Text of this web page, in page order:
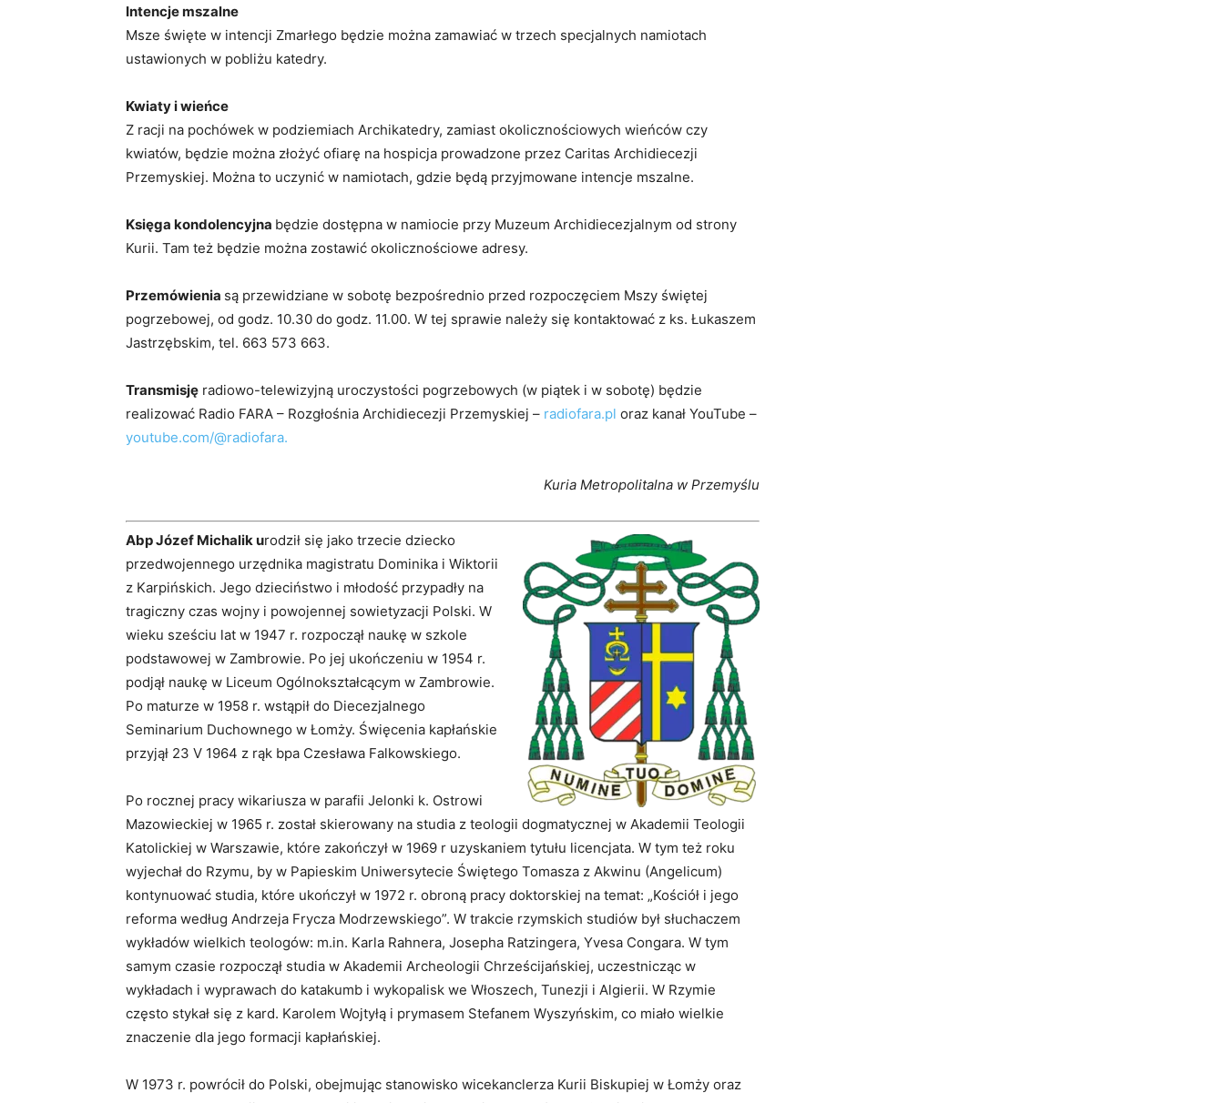
Intencje mszalne
Msze święte w intencji Zmarłego będzie można zamawiać w trzech specjalnych namiotach
ustawionych w pobliżu katedry.
Kwiaty i wieńce
Z racji na pochówek w podziemiach Archikatedry, zamiast okolicznościowych wieńców czy
kwiatów, będzie można złożyć ofiarę na hospicja prowadzone przez Caritas Archidiecezji
Przemyskiej. Można to uczynić w namiotach, gdzie będą przyjmowane intencje mszalne.
Księga kondolencyjna będzie dostępna w namiocie przy Muzeum Archidiecezjalnym od strony
Kurii. Tam też będzie można zostawić okolicznościowe adresy.
Przemówienia są przewidziane w sobotę bezpośrednio przed rozpoczęciem Mszy świętej
pogrzebowej, od godz. 10.30 do godz. 11.00. W tej sprawie należy się kontaktować z ks. Łukaszem
Jastrzębskim, tel. 663 573 663.
Transmisję radiowo-telewizyjną uroczystości pogrzebowych (w piątek i w sobotę) będzie
realizować Radio FARA – Rozgłośnia Archidiecezji Przemyskiej – radiofara.pl oraz kanał YouTube –
youtube.com/@radiofara.
Kuria Metropolitalna w Przemyślu
Abp Józef Michalik urodził się jako trzecie dziecko
przedwojennego urzędnika magistratu Dominika i Wiktorii
z Karpińskich. Jego dzieciństwo i młodość przypadły na
tragiczny czas wojny i powojennej sowietyzacji Polski. W
wieku sześciu lat w 1947 r. rozpoczął naukę w szkole
podstawowej w Zambrowie. Po jej ukończeniu w 1954 r.
podjął naukę w Liceum Ogólnokształcącym w Zambrowie.
Po maturze w 1958 r. wstąpił do Diecezjalnego
Seminarium Duchownego w Łomży. Święcenia kapłańskie
przyjął 23 V 1964 z rąk bpa Czesława Falkowskiego.
Po rocznej pracy wikariusza w parafii Jelonki k. Ostrowi
Mazowieckiej w 1965 r. został skierowany na studia z teologii dogmatycznej w Akademii Teologii
Katolickiej w Warszawie, które zakończył w 1969 r uzyskaniem tytułu licencjata. W tym też roku
wyjechał do Rzymu, by w Papieskim Uniwersytecie Świętego Tomasza z Akwinu (Angelicum)
kontynuować studia, które ukończył w 1972 r. obroną pracy doktorskiej na temat: „Kościół i jego
reforma według Andrzeja Frycza Modrzewskiego”. W trakcie rzymskich studiów był słuchaczem
wykładów wielkich teologów: m.in. Karla Rahnera, Josepha Ratzingera, Yvesa Congara. W tym
samym czasie rozpoczął studia w Akademii Archeologii Chrześcijańskiej, uczestnicząc w
wykładach i wyprawach do katakumb i wykopalisk we Włoszech, Tunezji i Algierii. W Rzymie
często stykał się z kard. Karolem Wojtyłą i prymasem Stefanem Wyszyńskim, co miało wielkie
znaczenie dla jego formacji kapłańskiej.
W 1973 r. powrócił do Polski, obejmując stanowisko wicekanclerza Kurii Biskupiej w Łomży oraz